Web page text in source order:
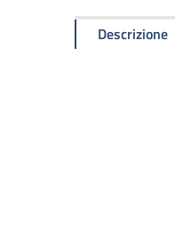
Descrizione